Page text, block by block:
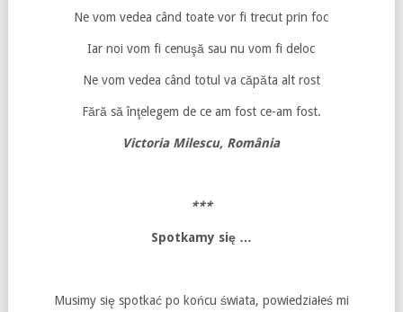
Ne vom vedea când toate vor fi trecut prin foc
Iar noi vom fi cenuşă sau nu vom fi deloc
Ne vom vedea când totul va căpăta alt rost
Fără să înţelegem de ce am fost ce-am fost.
Victoria Milescu, România
***
Spotkamy się …
Musimy się spotkać po końcu świata, powiedziałeś mi